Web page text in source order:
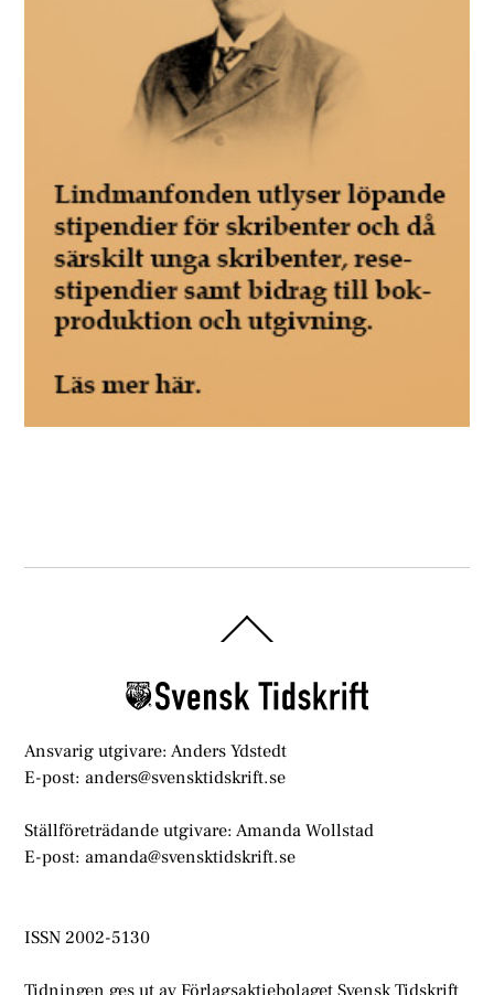
To
Ansvarig utgivare: Anders Ydstedt
E-post: anders@svensktidskrift.se
Ställföreträdande utgivare: Amanda Wollstad
E-post: amanda@svensktidskrift.se
ISSN 2002-5130
Tidningen ges ut av Förlagsaktiebolaget Svensk Tidskrift